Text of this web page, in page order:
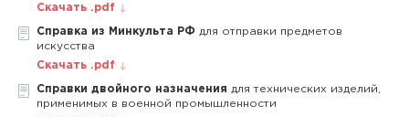
Скачать .pdf
Справка из Минкульта РФ для отправки предметов
искусства
Скачать .pdf
Справки двойного назначения для технических изделий,
применимых в военной промышленности